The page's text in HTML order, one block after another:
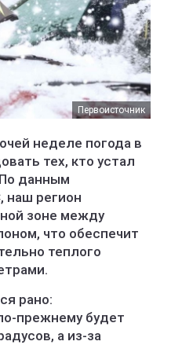
Первоисточник
неделе погода в
тех, кто устал
данным
наш регион
зоне между
что обеспечит
теплого
рано:
прежнему будет
а из-за